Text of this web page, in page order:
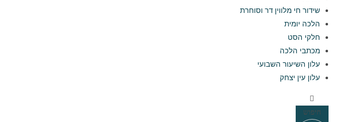
שידור חי מלווין דר וסוחרת
הלכה יומית
חלקי הסט
מכתבי הלכה
עלון השיעור השבועי
עלון עין יצחק
חיפוש